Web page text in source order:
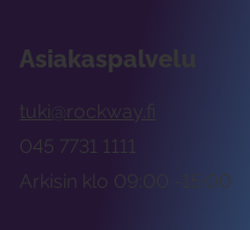
Asiakaspalvelu
tuki@rockway.fi
Arkisin klo 09:00 -15:00
045 7731 1111